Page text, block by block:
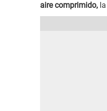
aire comprimido,